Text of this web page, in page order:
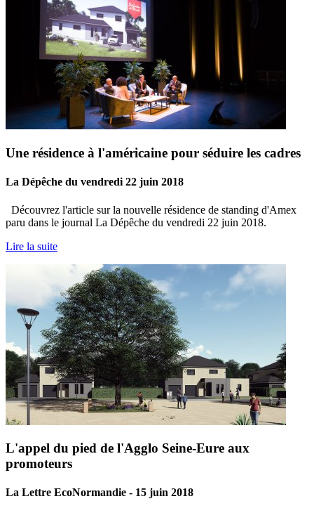
Une résidence à l'américaine pour séduire les cadres
La Dépêche du vendredi 22 juin 2018
Découvrez l'article sur la nouvelle résidence de standing d'Amex
paru dans le journal La Dépêche du vendredi 22 juin 2018.
Lire la suite
L'appel du pied de l'Agglo Seine-Eure aux
promoteurs
La Lettre EcoNormandie - 15 juin 2018